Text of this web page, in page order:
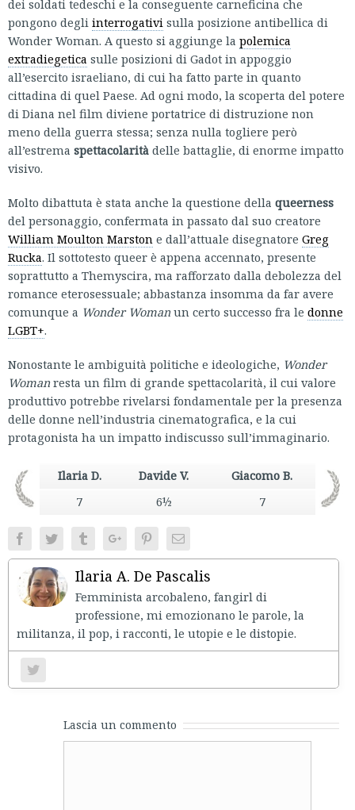
dei soldati tedeschi e la conseguente carneficina che
pongono degli interrogativi sulla posizione antibellica di
Wonder Woman. A questo si aggiunge la polemica
extradiegetica sulle posizioni di Gadot in appoggio
all’esercito israeliano, di cui ha fatto parte in quanto
cittadina di quel Paese. Ad ogni modo, la scoperta del potere
di Diana nel film diviene portatrice di distruzione non
meno della guerra stessa; senza nulla togliere però
all’estrema spettacolarità delle battaglie, di enorme impatto
visivo.
Molto dibattuta è stata anche la questione della queerness
del personaggio, confermata in passato dal suo creatore
William Moulton Marston e dall’attuale disegnatore Greg
Rucka. Il sottotesto queer è appena accennato, presente
soprattutto a Themyscira, ma rafforzato dalla debolezza del
romance eterosessuale; abbastanza insomma da far avere
comunque a Wonder Womanun certo successo fra le donne
LGBT+.
Nonostante le ambiguità politiche e ideologiche, Wonder
Womanresta un film di grande spettacolarità, il cui valore
produttivo potrebbe rivelarsi fondamentale per la presenza
delle donne nell’industria cinematografica, e la cui
protagonista ha un impatto indiscusso sull’immaginario.
Ilaria D. Davide V.
Giacomo B.
7
6½ 7
FacebookTwitter TumblrGoogle+PinterestEmail
Ilaria A. De Pascalis
Femminista arcobaleno, fangirl di
professione, mi emozionano le parole, la
militanza, il pop, i racconti, le utopie e le distopie.
Lascia un commento